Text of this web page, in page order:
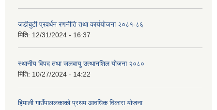
जडीबुटी प्रवर्धन रणनीति तथा कार्ययाेजना २०८१-८६
मिति: 12/31/2024 - 16:37
स्थानीय विपद तथा जलवायु उत्थानशिल योजना २०८०
मिति: 10/27/2024 - 14:22
हिमाली गाउँपाललकाको प्रथम आवधिक विकास योजना